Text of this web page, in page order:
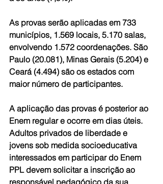
As provas serão aplicadas em 733
municípios, 1.569 locais, 5.170 salas,
envolvendo 1.572 coordenações. São
Paulo (20.081), Minas Gerais (5.204) e
Ceará (4.494) são os estados com
maior número de participantes.
A aplicação das provas é posterior ao
Enem regular e ocorre em dias úteis.
Adultos privados de liberdade e
jovens sob medida socioeducativa
interessados em participar do Enem
PPL devem solicitar a inscrição ao
responsável pedagógico da sua